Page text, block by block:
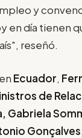
y
en día tienen
reseñó.
Ecuador,
de
Gabriela